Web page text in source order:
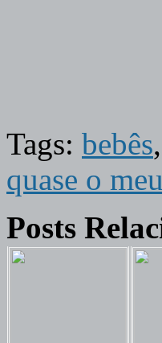
Tags: bebês,
quase o
Posts